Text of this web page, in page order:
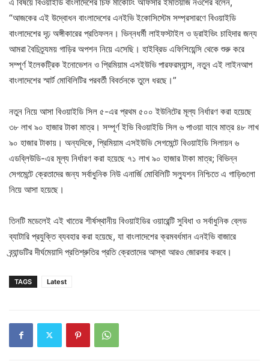
“আজকের এই উদ্বোধন বাংলাদেশের এনইভি ইকোসিস্টেম সম্প্রসারণে বিওয়াইডি
বাংলাদেশের দৃঢ় অঙ্গীকারের প্রতিফলন। ভিন্নধর্মী লাইফস্টাইল ও ড্রাইভিং চাহিদার জন্য
আমরা বৈচিত্র্যময় গাড়ির অপশন নিয়ে এসেছি। হাইব্রিড এফিশিয়েন্সি থেকে শুরু করে
সম্পূর্ণ ইলেকট্রিক ইনোভেশন ও প্রিমিয়াম এসইউভি পারফরম্যান্স, নতুন এই লাইনআপ
বাংলাদেশের স্মার্ট মোবিলিটির পরবর্তী বিবর্তনকে তুলে ধরছে।”
নতুন নিয়ে আসা বিওয়াইডি সিল ৫-এর প্রথম ৫০০ ইউনিটের মূল্য নির্ধারণ করা হয়েছে
৩৮ লাখ ৯০ হাজার টাকা মাত্র। সম্পূর্ণ ইভি বিওয়াইডি সিল ৬ পাওয়া যাবে মাত্র ৪৮ লাখ
৯০ হাজার টাকায়। অন্যদিকে, প্রিমিয়াম এসইউভি সেগমেন্টে বিওয়াইডি সিলায়ন ৬
এডব্লিউডি-এর মূল্য নির্ধারণ করা হয়েছে ৭১ লাখ ৯০ হাজার টাকা মাত্র; বিভিন্ন
সেগমেন্টে ক্রেতাদের জন্য সর্বাধুনিক নিউ এনার্জি মোবিলিটি সল্যুশন নিশ্চিতে এ গাড়িগুলো
নিয়ে আসা হয়েছে।
তিনটি মডেলেই এই খাতের শীর্ষস্থানীয় বিওয়াইডির ওয়ারেন্টি সুবিধা ও সর্বাধুনিক ব্লেড
ব্যাটারি প্রযুক্তি ব্যবহার করা হয়েছে, যা বাংলাদেশের ক্রমবর্ধমান এনইভি বাজারে
ব্র্যান্ডটির দীর্ঘমেয়াদি প্রতিশ্রুতির প্রতি ক্রেতাদের আস্থা আরও জোরদার করবে।
TAGS Latest